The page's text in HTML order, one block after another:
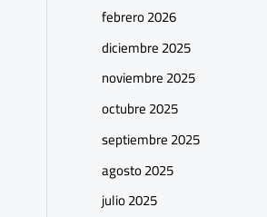
febrero 2026
diciembre 2025
noviembre 2025
octubre 2025
septiembre 2025
agosto 2025
julio 2025